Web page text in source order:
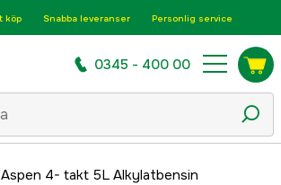
köp Snabba leveranser Personlig service
0345 - 400 00
Aspen 4- takt 5L Alkylatbensin